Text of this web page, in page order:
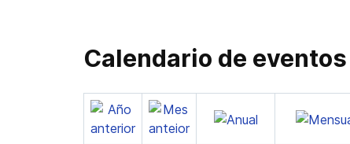
Calendario de eventos